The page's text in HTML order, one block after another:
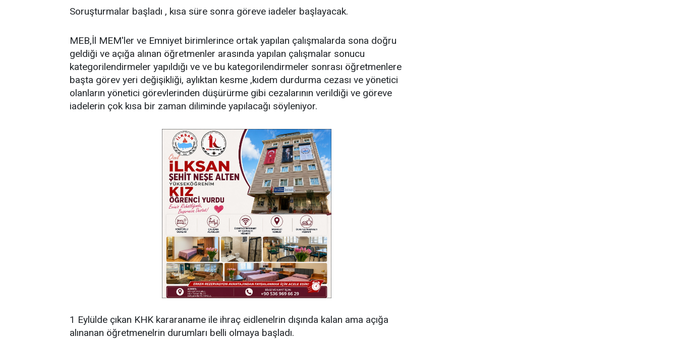
Soruşturmalar başladı , kısa süre sonra göreve iadeler başlayacak.
MEB,İl MEM'ler ve Emniyet birimlerince ortak yapılan çalışmalarda sona doğru
geldiği ve açığa alınan öğretmenler arasında yapılan çalışmalar sonucu
kategorilendirmeler yapıldığı ve ve bu kategorilendirmeler sonrası öğretmenlere
başta görev yeri değişikliği, aylıktan kesme ,kıdem durdurma cezası ve yönetici
olanların yönetici görevlerinden düşürürme gibi cezalarının verildiği ve göreve
iadelerin çok kısa bir zaman diliminde yapılacağı söyleniyor.
1 Eylülde çıkan KHK kararaname ile ihraç eidlenelrin dışında kalan ama açığa
alınanan öğretmenelrin durumları belli olmaya başladı.